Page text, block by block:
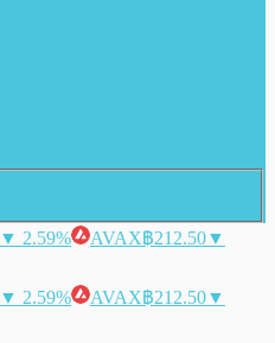
▼ 2.59% AVAX฿212.50▼
▼ 2.59% AVAX฿212.50▼